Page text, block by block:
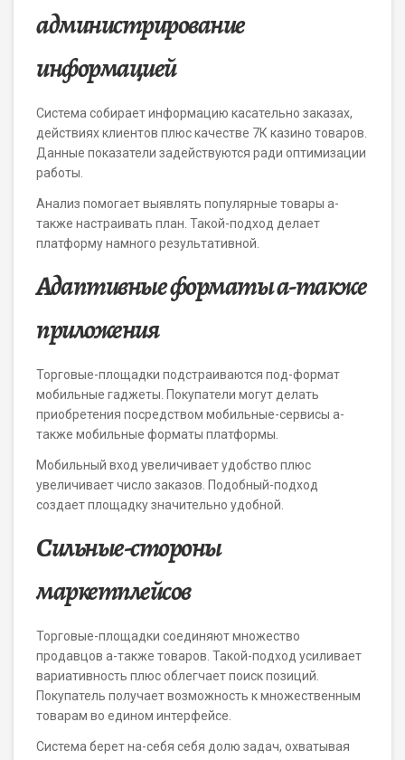
администрирование
информацией
Система собирает информацию касательно заказах,
действиях клиентов плюс качестве 7К казино товаров.
Данные показатели задействуются ради оптимизации
работы.
Анализ помогает выявлять популярные товары а-
также настраивать план. Такой-подход делает
платформу намного результативной.
Адаптивные форматы а-также
приложения
Торговые-площадки подстраиваются под-формат
мобильные гаджеты. Покупатели могут делать
приобретения посредством мобильные-сервисы а-
также мобильные форматы платформы.
Мобильный вход увеличивает удобство плюс
увеличивает число заказов. Подобный-подход
создает площадку значительно удобной.
Сильные-стороны
маркетплейсов
Торговые-площадки соединяют множество
продавцов а-также товаров. Такой-подход усиливает
вариативность плюс облегчает поиск позиций.
Покупатель получает возможность к множественным
товарам во едином интерфейсе.
Система берет на-себя себя долю задач, охватывая